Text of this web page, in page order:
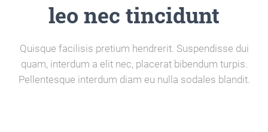
leo nec tincidunt
Quisque facilisis pretium hendrerit. Suspendisse dui
quam, interdum a elit nec, placerat bibendum turpis.
Pellentesque interdum diam eu nulla sodales blandit.